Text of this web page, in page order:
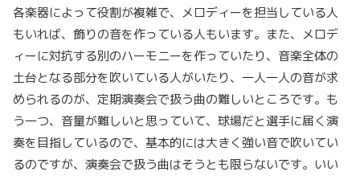
各楽器によって役割が複雑で、メロディーを担当している人
もいれば、飾りの音を作っている人もいます。また、メロデ
ィーに対抗する別のハーモニーを作っていたり、音楽全体の
土台となる部分を吹いている人がいたり、一人一人の音が求
められるのが、定期演奏会で扱う曲の難しいところです。も
う一つ、音量が難しいと思っていて、球場だと選手に届く演
奏を目指しているので、基本的には大きく強い音で吹いてい
るのですが、演奏会で扱う曲はそうとも限らないです。いい